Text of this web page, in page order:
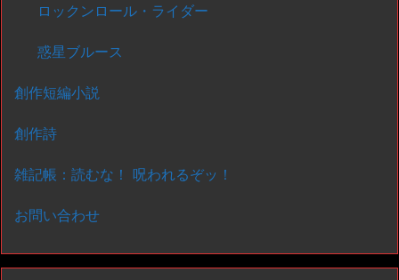
ロックンロール・ライダー
惑星ブルース
創作短編小説
創作詩
雑記帳：読むな！ 呪われるぞッ！
お問い合わせ